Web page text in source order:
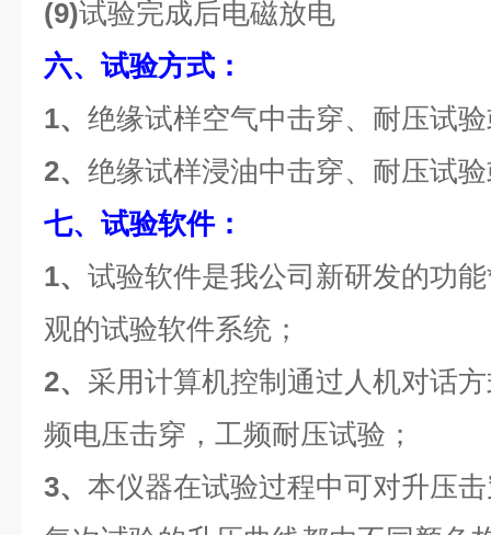
(9)试验完成后电磁放电
六、试验方式：
1、 绝缘试样空气中击穿、耐压试
2、 绝缘试样浸油中击穿、耐压试
七、试验软件：
1、 试验软件是我公司新研发的功
观的试验软件系统；
2、 采用计算机控制通过人机对话
频电压击穿，工频耐压试验；
3、 本仪器在试验过程中可对升压